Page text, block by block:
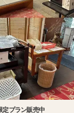
定プラン販売中